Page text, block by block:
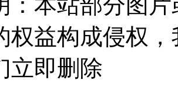
权益构成侵权
立即删除